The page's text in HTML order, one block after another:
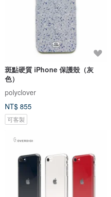
斑點硬質 iPhone 保護殼（灰
色）
polyclover
NT$ 855
可客製